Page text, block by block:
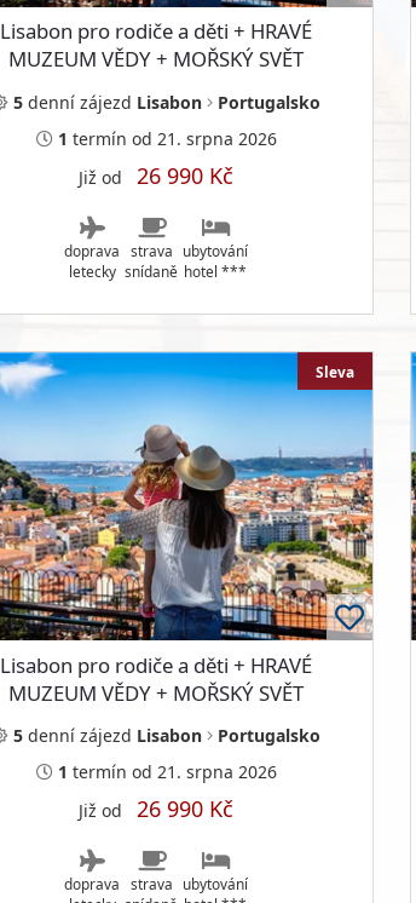
Lisabon pro rodiče a děti + HRAVÉ
MUZEUM VĚDY + MOŘSKÝ SVĚT
5 denní zájezd Lisabon
Portugalsko
1 termín od 21. srpna 2026
Již od 26 990 Kč
doprava
letecky
strava
snídaně
ubytování
hotel ***
Sleva
Lisabon pro rodiče a děti + HRAVÉ
MUZEUM VĚDY + MOŘSKÝ SVĚT
5 denní zájezd Lisabon
Portugalsko
1 termín od 21. srpna 2026
Již od 26 990 Kč
doprava
strava
ubytování